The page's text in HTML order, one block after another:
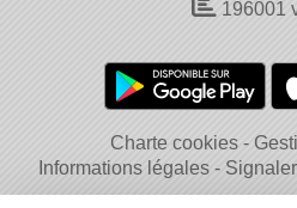
196001
Charte cookies
Informations légales